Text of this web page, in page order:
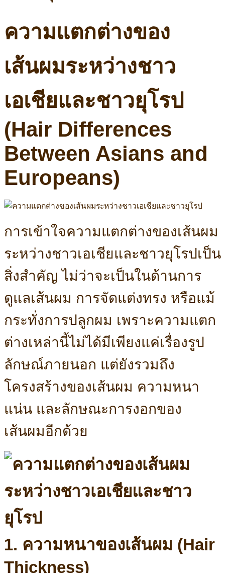
ความแตกต่างของ
เส้นผมระหว่างชาว
เอเชียและชาวยุโรป
(Hair Differences
Between Asians and
Europeans)
การเข้าใจความแตกต่างของเส้นผม
ระหว่างชาวเอเชียและชาวยุโรปเป็น
สิ่งสำคัญ ไม่ว่าจะเป็นในด้านการ
ดูแลเส้นผม การจัดแต่งทรง หรือแม้
กระทั่งการปลูกผม เพราะความแตก
ต่างเหล่านี้ไม่ได้มีเพียงแค่เรื่องรูป
ลักษณ์ภายนอก แต่ยังรวมถึง
โครงสร้างของเส้นผม ความหนา
แน่น และลักษณะการงอกของ
เส้นผมอีกด้วย
1. ความหนาของเส้นผม (Hair
Thickness)